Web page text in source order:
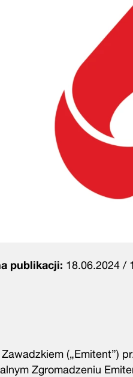
publikacji: 18.06.2024 /
(„Emitent”)
Zgromadzeniu